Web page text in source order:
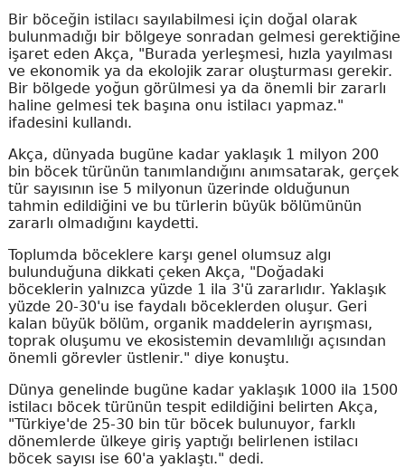
Bir böceğin istilacı sayılabilmesi için doğal olarak
bulunmadığı bir bölgeye sonradan gelmesi gerektiğine
işaret eden Akça, "Burada yerleşmesi, hızla yayılması
ve ekonomik ya da ekolojik zarar oluşturması gerekir.
Bir bölgede yoğun görülmesi ya da önemli bir zararlı
haline gelmesi tek başına onu istilacı yapmaz."
ifadesini kullandı.
Akça, dünyada bugüne kadar yaklaşık 1 milyon 200
bin böcek türünün tanımlandığını anımsatarak, gerçek
tür sayısının ise 5 milyonun üzerinde olduğunun
tahmin edildiğini ve bu türlerin büyük bölümünün
zararlı olmadığını kaydetti.
Toplumda böceklere karşı genel olumsuz algı
bulunduğuna dikkati çeken Akça, "Doğadaki
böceklerin yalnızca yüzde 1 ila 3'ü zararlıdır. Yaklaşık
yüzde 20-30'u ise faydalı böceklerden oluşur. Geri
kalan büyük bölüm, organik maddelerin ayrışması,
toprak oluşumu ve ekosistemin devamlılığı açısından
önemli görevler üstlenir." diye konuştu.
Dünya genelinde bugüne kadar yaklaşık 1000 ila 1500
istilacı böcek türünün tespit edildiğini belirten Akça,
"Türkiye'de 25-30 bin tür böcek bulunuyor, farklı
dönemlerde ülkeye giriş yaptığı belirlenen istilacı
böcek sayısı ise 60'a yaklaştı." dedi.